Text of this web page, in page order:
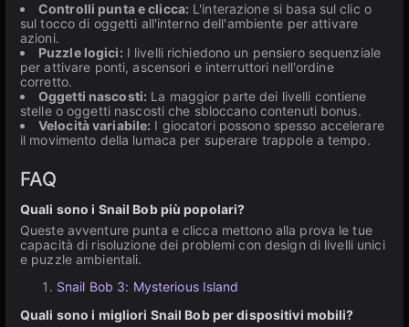
Controlli punta e clicca: L'interazione si basa sul clic o
sul tocco di oggetti all'interno dell'ambiente per attivare
azioni.
Puzzle logici: I livelli richiedono un pensiero sequenziale
per attivare ponti, ascensori e interruttori nell'ordine
corretto.
Oggetti nascosti: La maggior parte dei livelli contiene
stelle o oggetti nascosti che sbloccano contenuti bonus.
Velocità variabile: I giocatori possono spesso accelerare
il movimento della lumaca per superare trappole a tempo.
FAQ
Quali sono i Snail Bob più popolari?
Queste avventure punta e clicca mettono alla prova le tue
capacità di risoluzione dei problemi con design di livelli unici
e puzzle ambientali.
Snail Bob 3: Mysterious Island
Quali sono i migliori Snail Bob per dispositivi mobili?